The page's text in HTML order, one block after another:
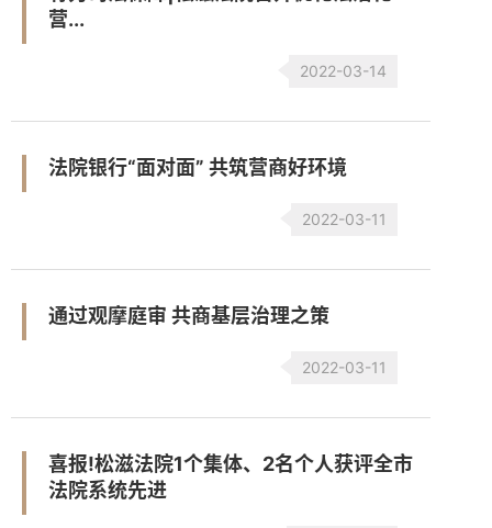
营...
2022-03-14
法院银行“面对面” 共筑营商好环境
2022-03-11
通过观摩庭审 共商基层治理之策
2022-03-11
喜报!松滋法院1个集体、2名个人获评全市
法院系统先进